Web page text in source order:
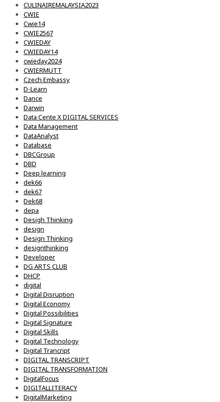
CULINAIREMALAYSIA2023
CWIE
Cwie14
CWIE2567
CWIEDAY
CWIEDAY14
cwieday2024
CWIERMUTT
Czech Embassy
D-Learn
Dance
Darwin
Data Cente X DIGITAL SERVICES
Data Management
DataAnalyst
Database
DBCGroup
DBD
Deep learning
dek66
dek67
Dek68
depa
Desigh Thinking
design
Design Thinking
designthinking
Developer
DG ARTS CLUB
DHCP
digital
Digital Disruption
Digital Economy
Digital Possibilities
Digital Signature
Digital Skills
Digital Technology
Digital Trancript
DIGITAL TRANSCRIPT
DIGITAL TRANSFORMATION
DigitalFocus
DIGITALLITERACY
DigitalMarketing